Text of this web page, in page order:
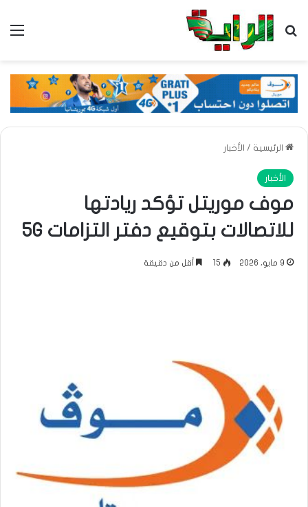
بحث عن
الرئيسية / الأخبار
الأخبار
موف موريتل تؤكد ريادتها
للاتصالات بتوقيع دفتر التزامات 5G
9 مايو، 2026 15 أقل من دقيقة